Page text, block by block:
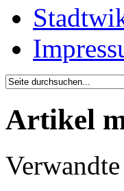
Artikel
Verwandte